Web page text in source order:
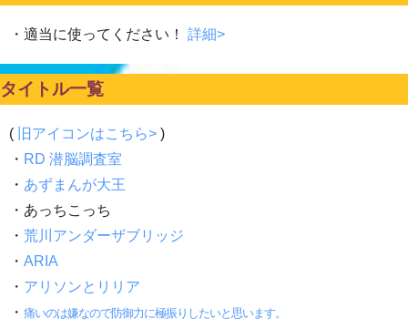
・適当に使ってください！ 詳細>
タイトル一覧
( 旧アイコンはこちら> )
・ RD 潜脳調査室
・ あずまんが大王
・あっちこっち
・ 荒川アンダーザブリッジ
・ ARIA
・ アリソンとリリア
・ 痛いのは嫌なので防御力に極振りしたいと思います。